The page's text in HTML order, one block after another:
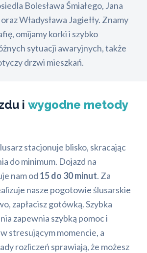
Bolesława Śmiałego, Jana
Władysława Jagiełły. Znamy
omijamy korki i szybko
sytuacji awaryjnych, także
drzwi mieszkań.
i wygodne metody
stacjonuje blisko, skracając
do minimum. Dojazd na
nam od 15 do 30 minut. Za
nasze pogotowie ślusarskie
zapłacisz gotówką. Szybka
zapewnia szybką pomoc i
stresującym momencie, a
rozliczeń sprawiają, że możesz